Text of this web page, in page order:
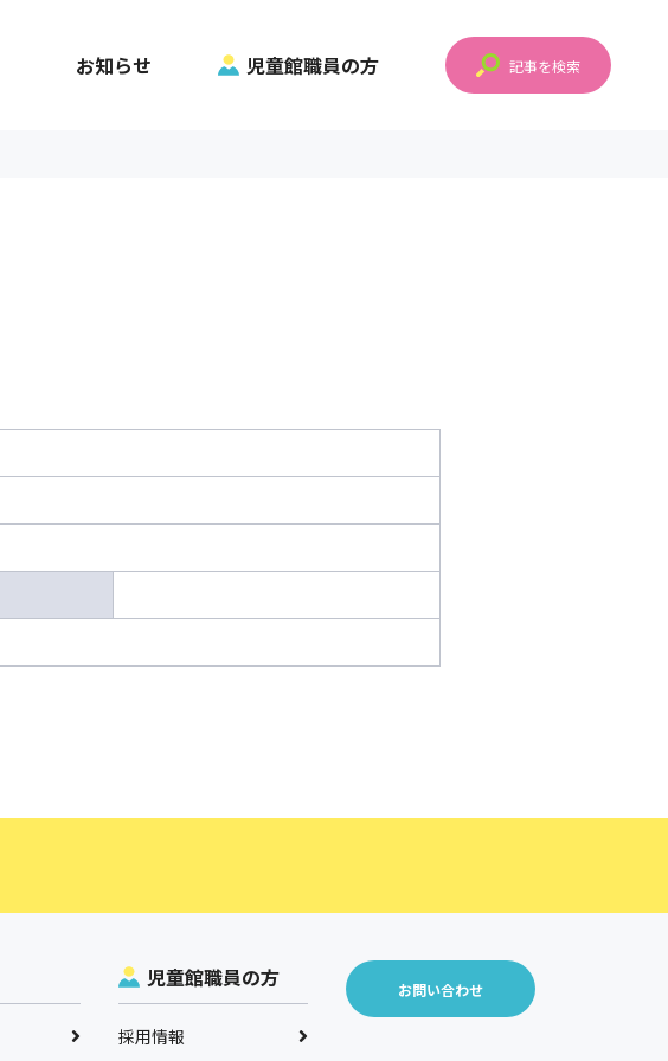
お知らせ 児童館職員の方 記事を検索
児童館職員の方
採用情報
お問い合わせ